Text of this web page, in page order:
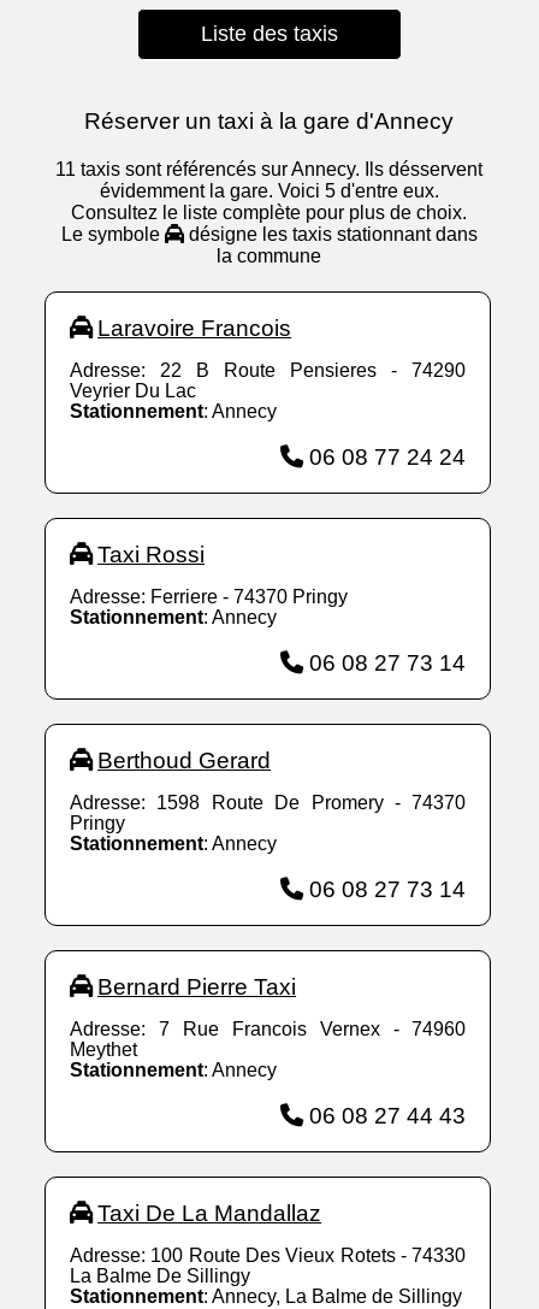
Liste des taxis
Réserver un taxi à la gare d'Annecy
11 taxis sont référencés sur Annecy. Ils désservent
évidemment la gare. Voici 5 d'entre eux.
Consultez le liste complète pour plus de choix.
Le symbole
désigne les taxis stationnant dans
la commune
Laravoire Francois
Adresse: 22 B Route Pensieres - 74290
Veyrier Du Lac
Stationnement: Annecy
06 08 77 24 24
Taxi Rossi
Adresse: Ferriere - 74370 Pringy
Stationnement: Annecy
06 08 27 73 14
Berthoud Gerard
Adresse: 1598 Route De Promery - 74370
Pringy
Stationnement: Annecy
06 08 27 73 14
Bernard Pierre Taxi
Adresse: 7 Rue Francois Vernex - 74960
Meythet
Stationnement: Annecy
06 08 27 44 43
Taxi De La Mandallaz
Adresse: 100 Route Des Vieux Rotets - 74330
La Balme De Sillingy
Stationnement: Annecy, La Balme de Sillingy